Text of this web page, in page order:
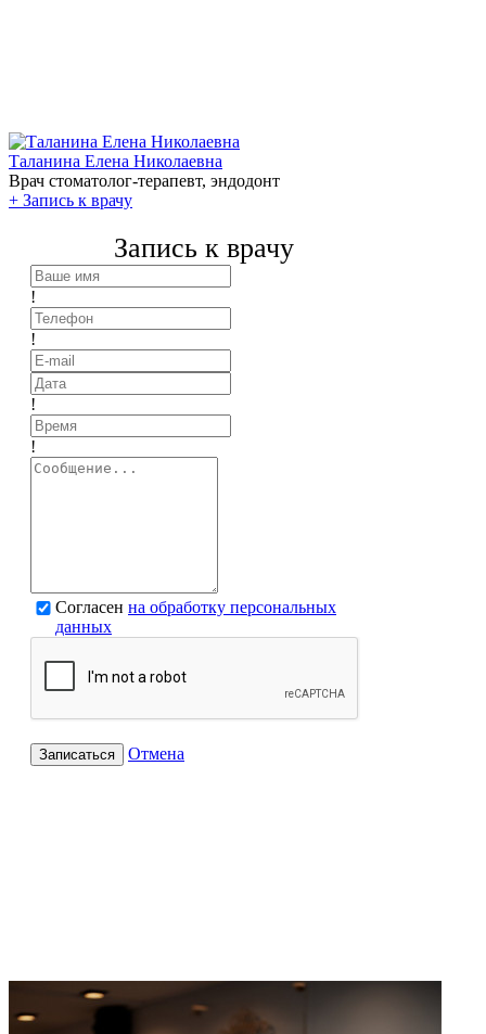
Таланина Елена Николаевна
Врач стоматолог-терапевт, эндодонт
+ Запись к врачу
Запись к врачу
!
!
!
!
Согласен на обработку персональных
данных
Записаться Отмена